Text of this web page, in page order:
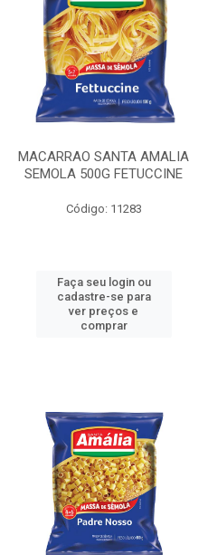
MACARRAO SANTA AMALIA
SEMOLA 500G FETUCCINE
Código: 11283
Faça seu login ou
cadastre-se para
ver preços e
comprar